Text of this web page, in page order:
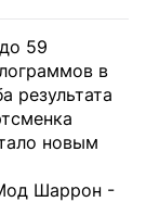
59
в
результата
новым
Шаррон -